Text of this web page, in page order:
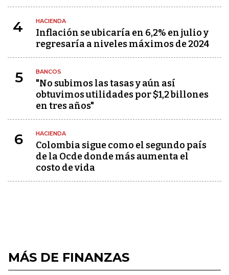
4 HACIENDA
Inflación se ubicaría en 6,2% en julio y
regresaría a niveles máximos de 2024
5 BANCOS
"No subimos las tasas y aún así
obtuvimos utilidades por $1,2 billones
en tres años"
6 HACIENDA
Colombia sigue como el segundo país
de la Ocde donde más aumenta el
costo de vida
MÁS DE FINANZAS